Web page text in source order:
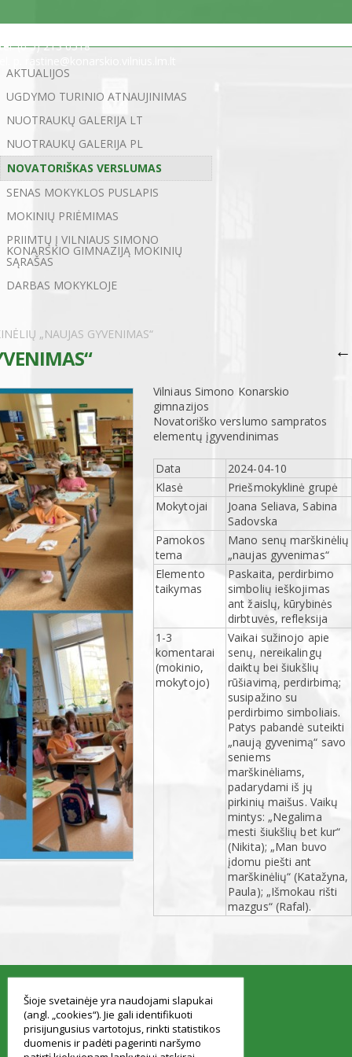
tel. (0 5) 213 0518
AKTUALIJOS
UGDYMO TURINIO ATNAUJINIMAS
NUOTRAUKŲ GALERIJA LT
NUOTRAUKŲ GALERIJA PL
NOVATORIŠKAS VERSLUMAS
SENAS MOKYKLOS PUSLAPIS
MOKINIŲ PRIĖMIMAS
PRIIMTŲ Į VILNIAUS SIMONO
KONARSKIO GIMNAZIJĄ MOKINIŲ
SĄRAŠAS
DARBAS MOKYKLOJE
„NAUJAS GYVENIMAS“
←
Vilniaus Simono Konarskio
gimnazijos
Novatoriško verslumo sampratos
elementų įgyvendinimas
Data
2024-04-10
Klasė
Priešmokyklinė grupė
Mokytojai
Joana Seliava, Sabina
Sadovska
Pamokos
tema
Mano senų marškinėlių
„naujas gyvenimas“
Elemento
taikymas
Paskaita, perdirbimo
simbolių ieškojimas
ant žaislų, kūrybinės
dirbtuvės, refleksija
1-3
komentarai
(mokinio,
mokytojo)
Vaikai sužinojo apie
senų, nereikalingų
daiktų bei šiukšlių
rūšiavimą, perdirbimą;
susipažino su
perdirbimo simboliais.
Patys pabandė suteikti
„naują gyvenimą“ savo
seniems
marškinėliams,
padarydami iš jų
pirkinių maišus. Vaikų
mintys: „Negalima
mesti šiukšlių bet kur“
(Nikita); „Man buvo
įdomu piešti ant
marškinėlių“ (Katažyna,
Paula); „Išmokau rišti
mazgus“ (Rafal).
Šioje svetainėje yra naudojami slapukai
(angl. „cookies“). Jie gali identifikuoti
prisijungusius vartotojus, rinkti statistikos
duomenis ir padėti pagerinti naršymo